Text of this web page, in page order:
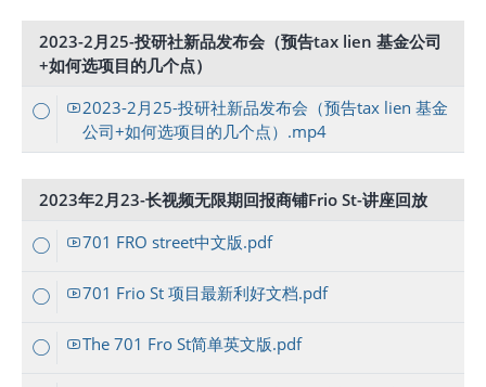
2023-2月25-投研社新品发布会（预告tax lien 基金公司
+如何选项目的几个点）
2023-2月25-投研社新品发布会（预告tax lien 基金
公司+如何选项目的几个点）.mp4
2023年2月23-长视频无限期回报商铺Frio St-讲座回放
701 FRO street中文版.pdf
701 Frio St 项目最新利好文档.pdf
The 701 Fro St简单英文版.pdf